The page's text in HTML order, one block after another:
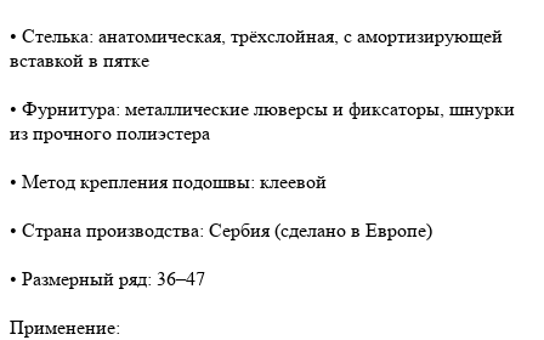
• Стелька: анатомическая, трёхслойная, с амортизирующей
вставкой в пятке
• Фурнитура: металлические люверсы и фиксаторы, шнурки
из прочного полиэстера
• Метод крепления подошвы: клеевой
• Страна производства: Сербия (сделано в Европе)
• Размерный ряд: 36–47
Применение: